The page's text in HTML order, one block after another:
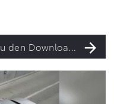
Zu den Downloads